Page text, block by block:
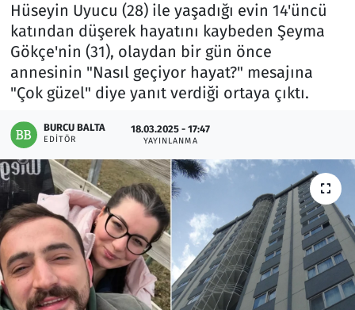
Hüseyin Uyucu (28) ile yaşadığı evin 14'üncü
katından düşerek hayatını kaybeden Şeyma
Gökçe'nin (31), olaydan bir gün önce
annesinin "Nasıl geçiyor hayat?" mesajına
"Çok güzel" diye yanıt verdiği ortaya çıktı.
BURCU BALTA
EDITÖR
18.03.2025 - 17:47
YAYINLANMA
Memur ve Kamu
Otomobil
Oyun
Ramazan
Resmi İlanlar
Rüya Tabirleri
Sağlık
Savunma Sanayi